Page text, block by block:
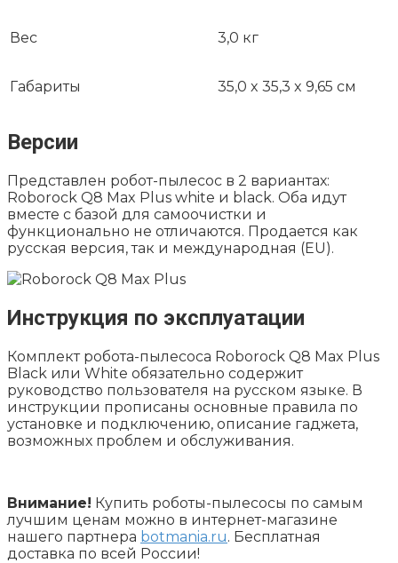
Вес 3,0 кг
Габариты 35,0 x 35,3 x 9,65 см
Версии
Представлен робот-пылесос в 2 вариантах:
Roborock Q8 Max Plus white и black. Оба идут
вместе с базой для самоочистки и
функционально не отличаются. Продается как
русская версия, так и международная (EU).
Инструкция по эксплуатации
Комплект робота-пылесоса Roborock Q8 Max Plus
Black или White обязательно содержит
руководство пользователя на русском языке. В
инструкции прописаны основные правила по
установке и подключению, описание гаджета,
возможных проблем и обслуживания.
Внимание! Купить роботы-пылесосы по самым
лучшим ценам можно в интернет-магазине
нашего партнера botmania.ru. Бесплатная
доставка по всей России!